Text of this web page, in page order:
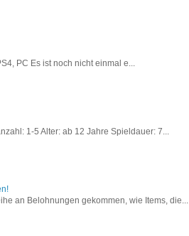
PC Es ist noch nicht einmal e...
1-5 Alter: ab 12 Jahre Spieldauer: 7...
an Belohnungen gekommen, wie Items, die...